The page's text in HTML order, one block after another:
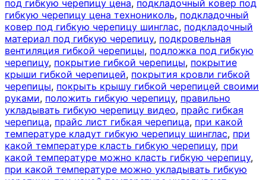
под гибкую черепицу цена, подкладочный ковер под
гибкую черепицу цена технониколь, подкладочный
ковер под гибкую черепицу шинглас, подкладочный
материал под гибкую черепицу, подкровельная
вентиляция гибкой черепицы, подложка под гибкую
черепицу, покрытие гибкой черепицы, покрытие
крыши гибкой черепицей, покрытия кровли гибкой
черепицы, покрыть крышу гибкой черепицей своими
руками, положить гибкую черепицу, правильно
укладывать гибкую черепицу видео, прайс гибкая
черепица, прайс лист гибкая черепица, при какой
температуре кладут гибкую черепицу шинглас, при
какой температуре класть гибкую черепицу, при
какой температуре можно класть гибкую черепицу,
при какой температуре можно укладывать гибкую